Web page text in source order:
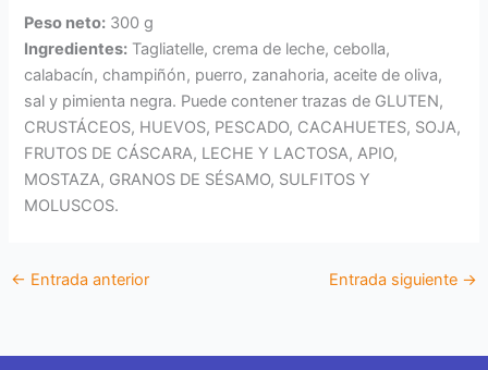
Peso neto: 300 g
Ingredientes: Tagliatelle, crema de leche, cebolla,
calabacín, champiñón, puerro, zanahoria, aceite de oliva,
sal y pimienta negra. Puede contener trazas de GLUTEN,
CRUSTÁCEOS, HUEVOS, PESCADO, CACAHUETES, SOJA,
FRUTOS DE CÁSCARA, LECHE Y LACTOSA, APIO,
MOSTAZA, GRANOS DE SÉSAMO, SULFITOS Y
MOLUSCOS.
← Entrada anterior Entrada siguiente →